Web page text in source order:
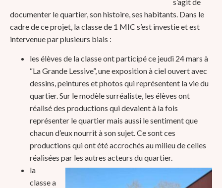
documenter le quartier, son histoire, ses habitants. Dans le
cadre de ce projet, la classe de 1 MIC s’est investie et est
intervenue par plusieurs biais :
les élèves de la classe ont participé ce jeudi 24 mars à
“La Grande Lessive”, une exposition à ciel ouvert avec
dessins, peintures et photos qui représentent la vie du
quartier. Sur le modèle surréaliste, les élèves ont
réalisé des productions qui devaient à la fois
représenter le quartier mais aussi le sentiment que
chacun d’eux nourrit à son sujet. Ce sont ces
productions qui ont été accrochés au milieu de celles
réalisées par les autres acteurs du quartier.
la
classe a